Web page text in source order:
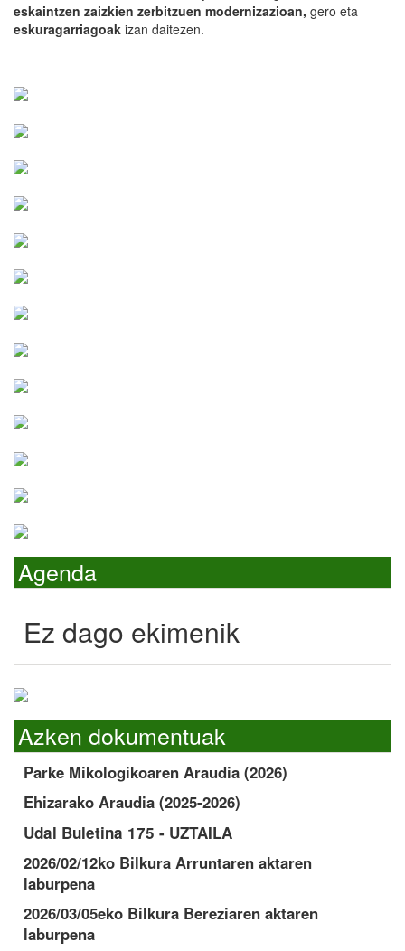
eskaintzen zaizkien zerbitzuen modernizazioan, gero eta
eskuragarriagoak izan daitezen.
Agenda
Ez dago ekimenik
Azken dokumentuak
Parke Mikologikoaren Araudia (2026)
Ehizarako Araudia (2025-2026)
Udal Buletina 175 - UZTAILA
2026/02/12ko Bilkura Arruntaren aktaren
laburpena
2026/03/05eko Bilkura Bereziaren aktaren
laburpena